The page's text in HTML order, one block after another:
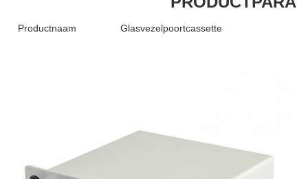
Productnaam Glasvezelpoortcassette